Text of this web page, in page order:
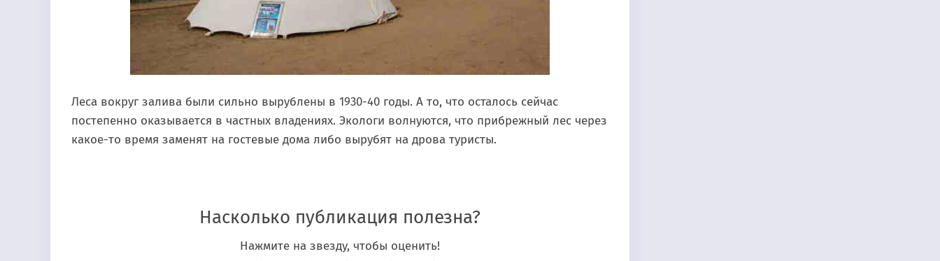
Леса вокруг залива были сильно вырублены в 1930-40 годы. А то, что осталось сейчас
постепенно оказывается в частных владениях. Экологи волнуются, что прибрежный лес через
какое-то время заменят на гостевые дома либо вырубят на дрова туристы.
Насколько публикация полезна?
Нажмите на звезду, чтобы оценить!